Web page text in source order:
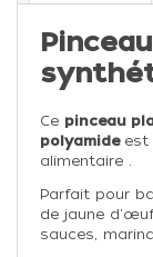
Ce pinceau
polyamide est
alimentaire .
Parfait pour
de jaune
sauces,